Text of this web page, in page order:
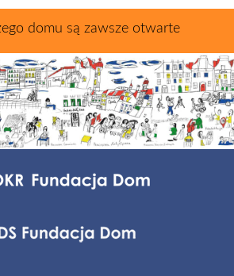
domu są zawsze otwarte